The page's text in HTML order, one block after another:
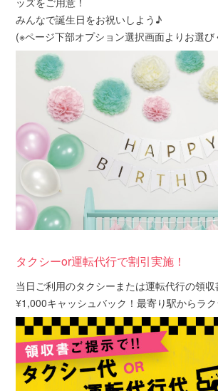
みんなで誕生日をお祝いしよう♪
(※ページ下部オプション選択画面よりお選び
タクシーor運転代行で割引実施！
当日ご利用のタクシーまたは運転代行の領
¥1,000キャッシュバック！最寄り駅からラ